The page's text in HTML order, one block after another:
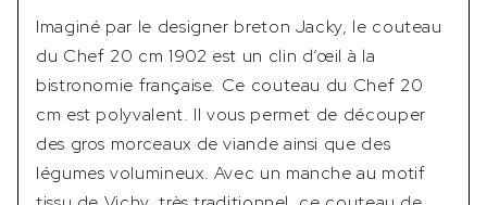
Imaginé par le designer breton Jacky, le couteau
du Chef 20 cm 1902 est un clin d’œil à la
bistronomie française. Ce couteau du Chef 20
cm est polyvalent. Il vous permet de découper
des gros morceaux de viande ainsi que des
légumes volumineux. Avec un manche au motif